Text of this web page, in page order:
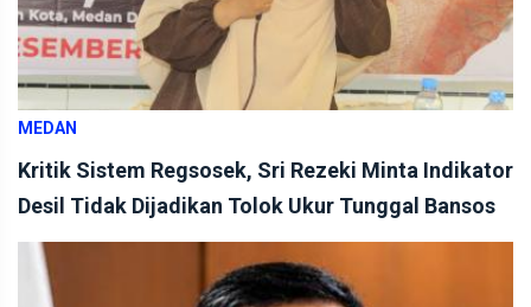
MEDAN
Kritik Sistem Regsosek, Sri Rezeki Minta Indikator
Desil Tidak Dijadikan Tolok Ukur Tunggal Bansos